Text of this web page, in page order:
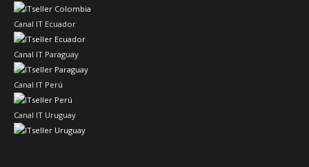
Canal IT Ecuador
Canal IT Paraguay
Canal IT Perú
Canal IT Uruguay